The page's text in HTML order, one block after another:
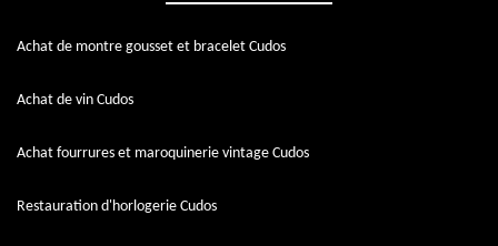
Achat de montre gousset et bracelet Cudos
Achat de vin Cudos
Achat fourrures et maroquinerie vintage Cudos
Restauration d'horlogerie Cudos